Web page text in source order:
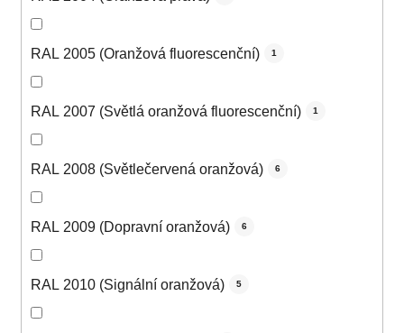
RAL 2005 (Oranžová fluorescenční) 1
RAL 2007 (Světlá oranžová fluorescenční) 1
RAL 2008 (Světlečervená oranžová) 6
RAL 2009 (Dopravní oranžová) 6
RAL 2010 (Signální oranžová) 5